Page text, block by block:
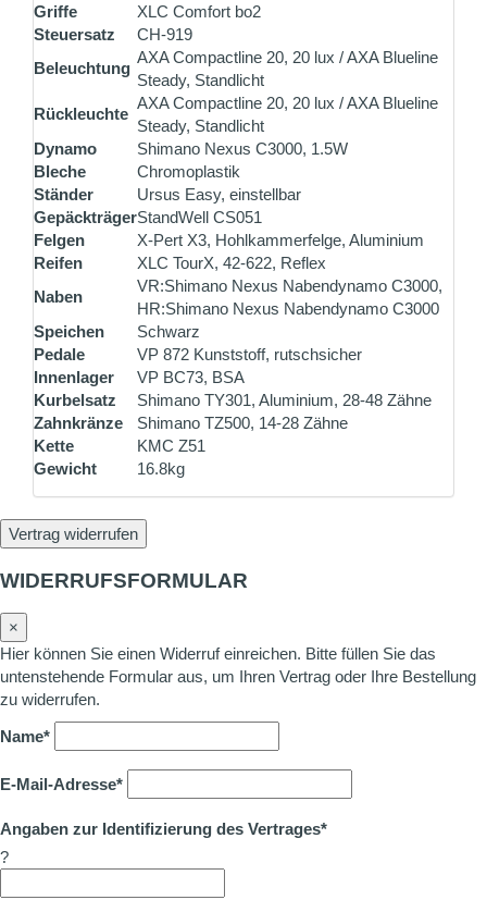
Griffe
XLC Comfort bo2
Steuersatz
CH-919
Beleuchtung
AXA Compactline 20, 20 lux / AXA Blueline
Steady, Standlicht
Rückleuchte
AXA Compactline 20, 20 lux / AXA Blueline
Steady, Standlicht
Dynamo
Shimano Nexus C3000, 1.5W
Bleche
Chromoplastik
Ständer
Ursus Easy, einstellbar
GepäckträgerStandWell CS051
Felgen
X-Pert X3, Hohlkammerfelge, Aluminium
Reifen
XLC TourX, 42-622, Reflex
Naben
VR:Shimano Nexus Nabendynamo C3000,
HR:Shimano Nexus Nabendynamo C3000
Speichen
Schwarz
Pedale
VP 872 Kunststoff, rutschsicher
Innenlager
VP BC73, BSA
Kurbelsatz
Shimano TY301, Aluminium, 28-48 Zähne
Zahnkränze
Shimano TZ500, 14-28 Zähne
Kette
KMC Z51
Gewicht
16.8kg
Vertrag widerrufen
WIDERRUFSFORMULAR
×
Hier können Sie einen Widerruf einreichen. Bitte füllen Sie das
untenstehende Formular aus, um Ihren Vertrag oder Ihre Bestellung
zu widerrufen.
Name*
E-Mail-Adresse*
Angaben zur Identifizierung des Vertrages*
?